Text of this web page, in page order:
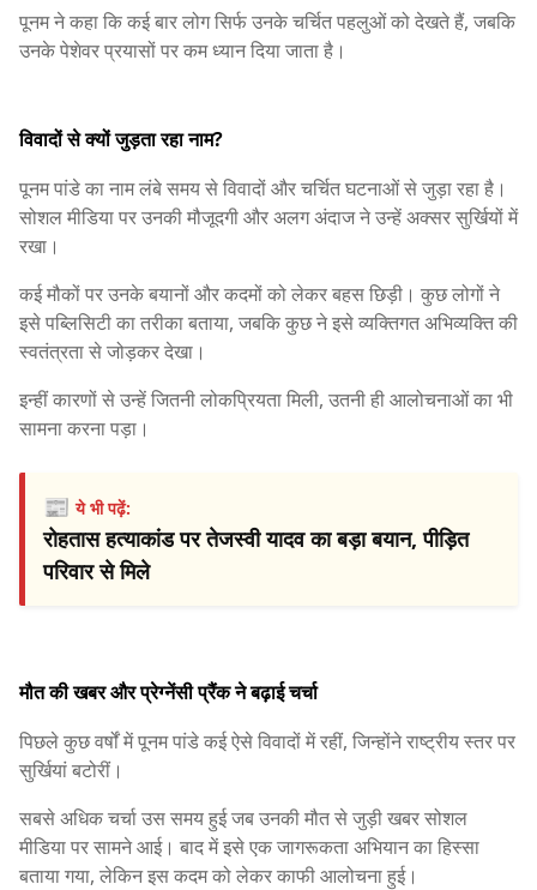
पूनम ने कहा कि कई बार लोग सिर्फ उनके चर्चित पहलुओं को देखते हैं, जबकि
उनके पेशेवर प्रयासों पर कम ध्यान दिया जाता है।
विवादों से क्यों जुड़ता रहा नाम?
पूनम पांडे का नाम लंबे समय से विवादों और चर्चित घटनाओं से जुड़ा रहा है।
सोशल मीडिया पर उनकी मौजूदगी और अलग अंदाज ने उन्हें अक्सर सुर्खियों में
रखा।
कई मौकों पर उनके बयानों और कदमों को लेकर बहस छिड़ी। कुछ लोगों ने
इसे पब्लिसिटी का तरीका बताया, जबकि कुछ ने इसे व्यक्तिगत अभिव्यक्ति की
स्वतंत्रता से जोड़कर देखा।
इन्हीं कारणों से उन्हें जितनी लोकप्रियता मिली, उतनी ही आलोचनाओं का भी
सामना करना पड़ा।
📰ये भी पढ़ें:
रोहतास हत्याकांड पर तेजस्वी यादव का बड़ा बयान, पीड़ित
परिवार से मिले
मौत की खबर और प्रेग्नेंसी प्रैंक ने बढ़ाई चर्चा
पिछले कुछ वर्षों में पूनम पांडे कई ऐसे विवादों में रहीं, जिन्होंने राष्ट्रीय स्तर पर
सुर्खियां बटोरीं।
सबसे अधिक चर्चा उस समय हुई जब उनकी मौत से जुड़ी खबर सोशल
मीडिया पर सामने आई। बाद में इसे एक जागरूकता अभियान का हिस्सा
बताया गया, लेकिन इस कदम को लेकर काफी आलोचना हुई।